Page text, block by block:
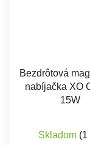
Bezdrôtová
nabíjačka XO
15W
Skladom (1